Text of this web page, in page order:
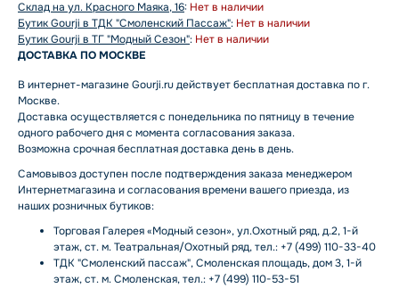
Склад на ул. Красного Маяка, 16: Нет в наличии
Бутик Gourji в ТДК "Смоленский Пассаж": Нет в наличии
Бутик Gourji в ТГ "Модный Сезон": Нет в наличии
ДОСТАВКА ПО МОСКВЕ
В интернет-магазине Gourji.ru действует бесплатная доставка по г.
Москве.
Доставка осуществляется с понедельника по пятницу в течение
одного рабочего дня с момента согласования заказа.
Возможна срочная бесплатная доставка день в день.
Самовывоз доступен после подтверждения заказа менеджером
Интернетмагазина и согласования времени вашего приезда, из
наших розничных бутиков:
Торговая Галерея «Модный сезон», ул.Охотный ряд, д.2, 1-й
этаж, ст. м. Театральная/Охотный ряд, тел.: +7 (499) 110-33-40
ТДК "Смоленский пассаж", Смоленская площадь, дом 3, 1-й
этаж, ст. м. Смоленская, тел.: +7 (499) 110-53-51